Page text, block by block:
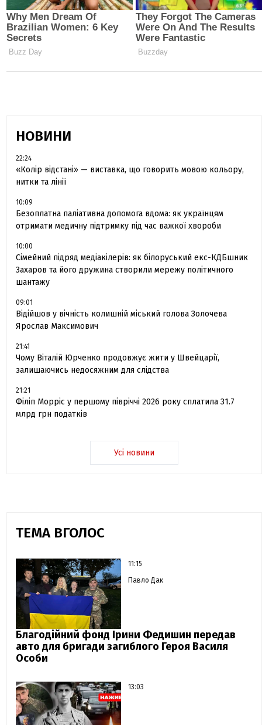
НОВИНИ
22:24
«Колір відстані» — виставка, що говорить мовою кольору,
нитки та лінії
10:09
Безоплатна паліативна допомога вдома: як українцям
отримати медичну підтримку під час важкої хвороби
10:00
Сімейний підряд медіакілерів: як білоруський екс-КДБшник
Захаров та його дружина створили мережу політичного
шантажу
09:01
Відійшов у вічність колишній міський голова Золочева
Ярослав Максимович
21:41
Чому Віталій Юрченко продовжує жити у Швейцарії,
залишаючись недосяжним для слідства
21:21
Філіп Морріс у першому півріччі 2026 року сплатила 31.7
млрд грн податків
Усі новини
ТЕМА ВГОЛОС
11:15
Павло Дак
Благодійний фонд Ірини Федишин передав
авто для бригади загиблого Героя Василя
Особи
13:03